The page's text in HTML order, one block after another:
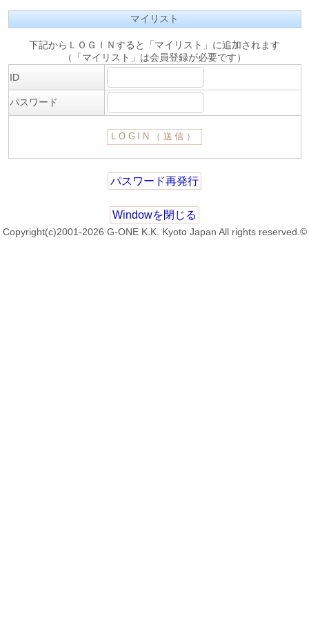
マイリスト
下記からＬＯＧＩＮすると「マイリスト」に追加されます
（「マイリスト」は会員登録が必要です）
ID
パスワード
パスワード再発行
Windowを閉じる
Copyright(c)2001-2026 G-ONE K.K. Kyoto Japan All rights reserved.©